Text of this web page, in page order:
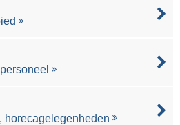
horecagelegenheden